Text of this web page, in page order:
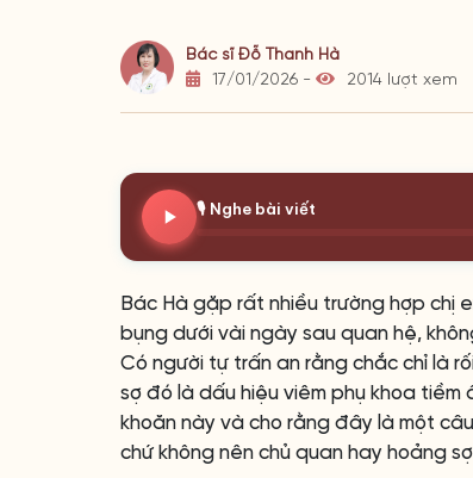
Bác sĩ Đỗ Thanh Hà
17/01/2026 -
2014 lượt xem
🎙️ Nghe bài viết
Bác Hà gặp rất nhiều trường hợp chị
bụng dưới vài ngày sau quan hệ,
Có người tự trấn an rằng chắc chỉ là
sợ đó là dấu hiệu viêm phụ khoa tiềm
khoăn này và cho rằng đây là một
chứ không nên chủ quan hay hoảng